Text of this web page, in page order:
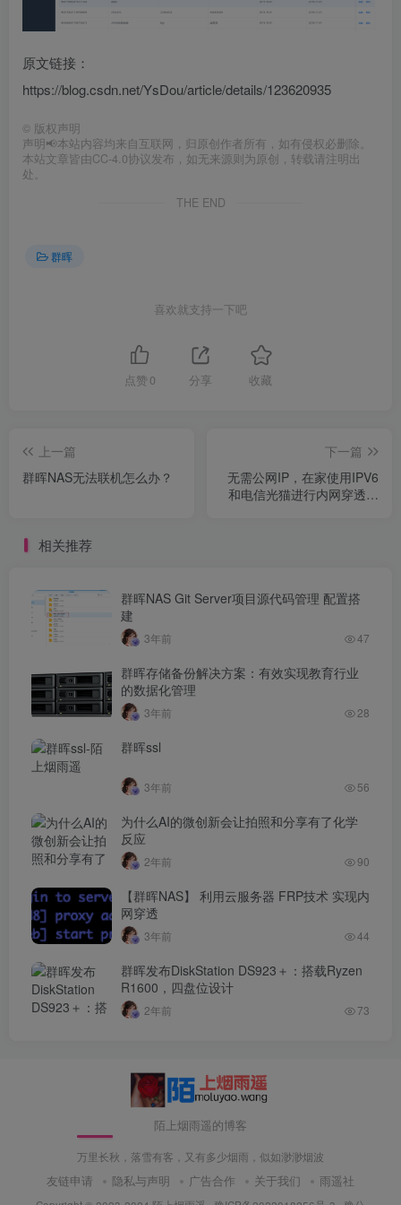
原文链接：
https://blog.csdn.net/YsDou/article/details/123620935
© 版权声明
声明📢本站内容均来自互联网，归原创作者所有，如有侵权必删除。
本站文章皆由CC-4.0协议发布，如无来源则为原创，转载请注明出
处。
THE END
群晖
喜欢就支持一下吧
点赞 0 分享 收藏
上一篇
群晖NAS无法联机怎么办？
下一篇
无需公网IP，在家使用IPV6
和电信光猫进行内网穿透以
相关推荐
群晖NAS Git Server项目源代码管理 配置搭
建
3年前 47
群晖存储备份解决方案：有效实现教育行业
的数据化管理
3年前 28
群晖ssl
3年前 56
为什么AI的微创新会让拍照和分享有了化学
反应
2年前 90
【群晖NAS】 利用云服务器 FRP技术 实现内
网穿透
3年前 44
群晖发布DiskStation DS923＋：搭载Ryzen
R1600，四盘位设计
2年前 73
陌上烟雨遥的博客
万里长秋，落雪有客，又有多少烟雨，似如渺渺烟波
友链申请 隐私与声明 广告合作 关于我们 雨遥社